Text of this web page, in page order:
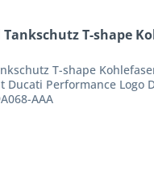
T-shape
T-shape
Ducati Performance Logo
AAA